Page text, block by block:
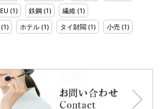
EU (1) 鉄鋼 (1) 繊維 (1)
(1) ホテル (1) タイ財閥 (1) 小売 (1)